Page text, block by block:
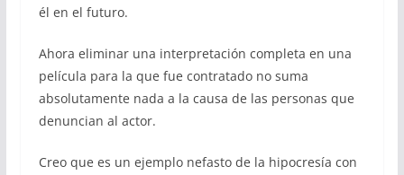
él en el futuro.
Ahora eliminar una interpretación completa en una
película para la que fue contratado no suma
absolutamente nada a la causa de las personas que
denuncian al actor.
Creo que es un ejemplo nefasto de la hipocresía con